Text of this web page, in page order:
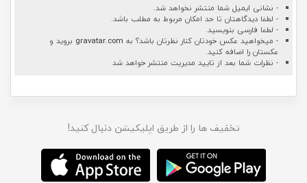
- نشانی ایمیل شما منتشر نخواهد شد.
- لطفا دیدگاهتان تا حد امکان مربوط به مطلب باشد.
- لطفا فارسی بنویسید.
- میخواهید عکس خودتان کنار نظرتان باشد؟ به gravatar.com بروید و
عکستان را اضافه کنید.
- نظرات شما بعد از تایید مدیریت منتشر خواهد شد
تخفیف ها را از طریق اپلیکیشن دنبال کنید!